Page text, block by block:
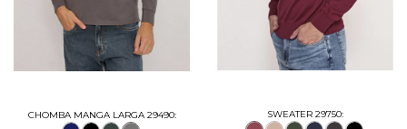
CHOMBA MANGA LARGA 29490: SWEATER 29750: